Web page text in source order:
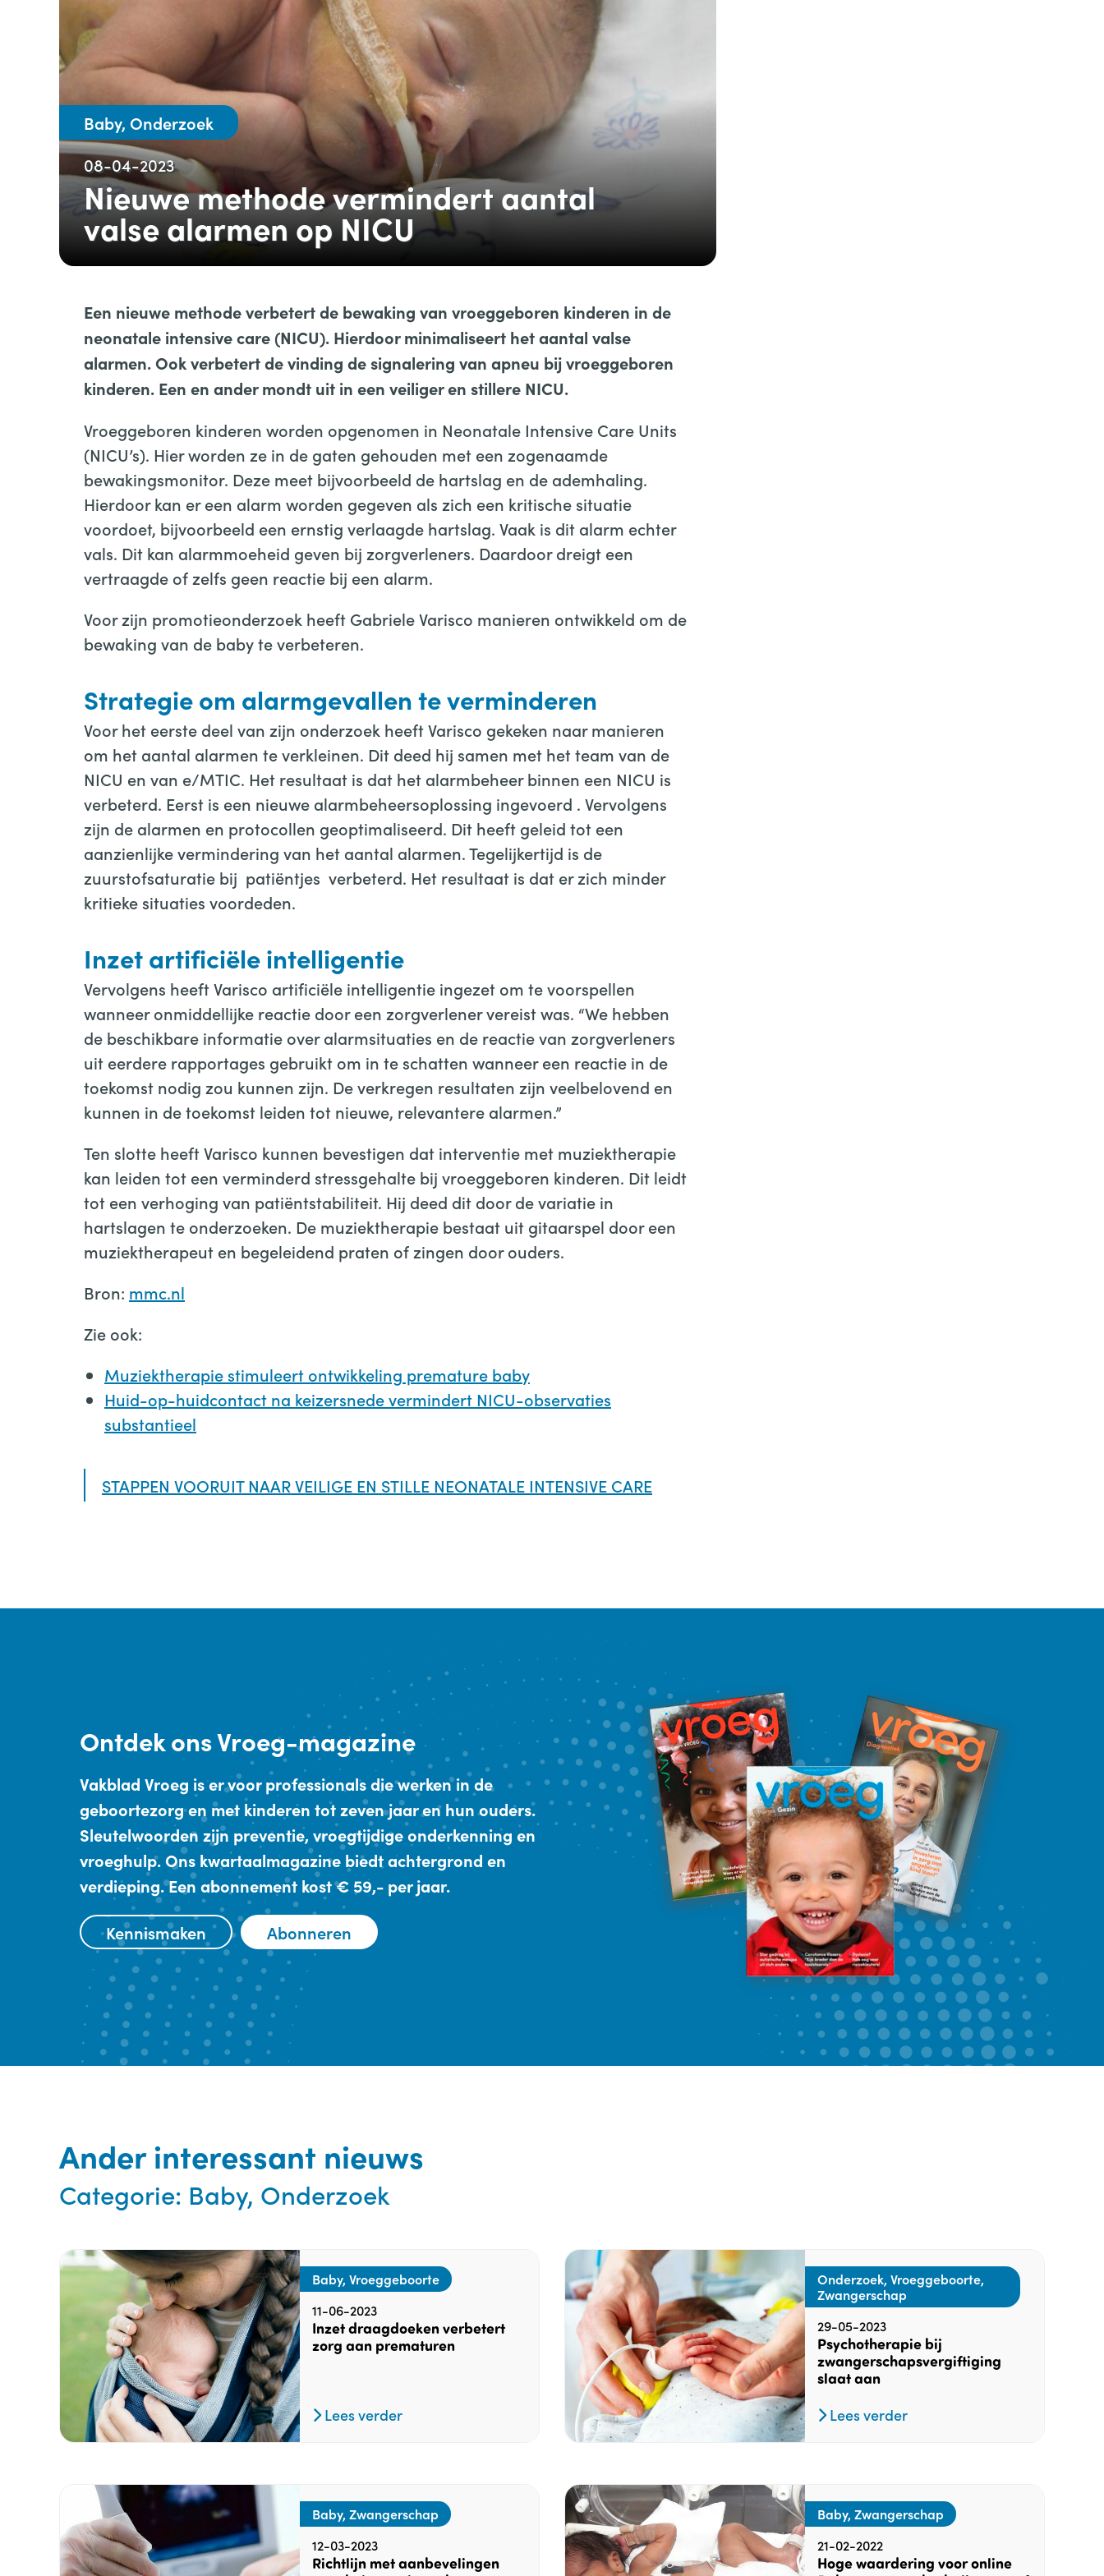
Baby, Onderzoek
08-04-2023
Nieuwe methode vermindert aantal
valse alarmen op NICU
Een nieuwe methode verbetert de bewaking van vroeggeboren kinderen in de
neonatale intensive care (NICU). Hierdoor minimaliseert het aantal valse
alarmen. Ook verbetert de vinding de signalering van apneu bij vroeggeboren
kinderen. Een en ander mondt uit in een veiliger en stillere NICU.
Vroeggeboren kinderen worden opgenomen in Neonatale Intensive Care Units
(NICU’s). Hier worden ze in de gaten gehouden met een zogenaamde
bewakingsmonitor. Deze meet bijvoorbeeld de hartslag en de ademhaling.
Hierdoor kan er een alarm worden gegeven als zich een kritische situatie
voordoet, bijvoorbeeld een ernstig verlaagde hartslag. Vaak is dit alarm echter
vals. Dit kan alarmmoeheid geven bij zorgverleners. Daardoor dreigt een
vertraagde of zelfs geen reactie bij een alarm.
Voor zijn promotieonderzoek heeft Gabriele Varisco manieren ontwikkeld om de
bewaking van de baby te verbeteren.
Strategie om alarmgevallen te verminderen
Voor het eerste deel van zijn onderzoek heeft Varisco gekeken naar manieren
om het aantal alarmen te verkleinen. Dit deed hij samen met het team van de
NICU en van e/MTIC. Het resultaat is dat het alarmbeheer binnen een NICU is
verbeterd. Eerst is een nieuwe alarmbeheersoplossing ingevoerd . Vervolgens
zijn de alarmen en protocollen geoptimaliseerd. Dit heeft geleid tot een
aanzienlijke vermindering van het aantal alarmen. Tegelijkertijd is de
zuurstofsaturatie bij patiëntjes verbeterd. Het resultaat is dat er zich minder
kritieke situaties voordeden.
Inzet artificiële intelligentie
Vervolgens heeft Varisco artificiële intelligentie ingezet om te voorspellen
wanneer onmiddellijke reactie door een zorgverlener vereist was. “We hebben
de beschikbare informatie over alarmsituaties en de reactie van zorgverleners
uit eerdere rapportages gebruikt om in te schatten wanneer een reactie in de
toekomst nodig zou kunnen zijn. De verkregen resultaten zijn veelbelovend en
kunnen in de toekomst leiden tot nieuwe, relevantere alarmen.”
Ten slotte heeft Varisco kunnen bevestigen dat interventie met muziektherapie
kan leiden tot een verminderd stressgehalte bij vroeggeboren kinderen. Dit leidt
tot een verhoging van patiëntstabiliteit. Hij deed dit door de variatie in
hartslagen te onderzoeken. De muziektherapie bestaat uit gitaarspel door een
muziektherapeut en begeleidend praten of zingen door ouders.
Bron: mmc.nl
Zie ook:
Muziektherapie stimuleert ontwikkeling premature baby
Huid-op-huidcontact na keizersnede vermindert NICU-observaties
substantieel
STAPPEN VOORUIT NAAR VEILIGE EN STILLE NEONATALE INTENSIVE CARE
Ontdekons Vroeg-magazine
Vakblad Vroeg is er voor professionals die werken in de
geboortezorg en met kinderen tot zeven jaar en hun ouders.
Sleutelwoorden zijn preventie, vroegtijdige onderkenning en
vroeghulp. Ons kwartaalmagazine biedt achtergrond en
verdieping. Een abonnement kost € 59,- per jaar.
Kennismaken Abonneren
Ander interessant nieuws
Categorie: Baby, Onderzoek
Baby, Vroeggeboorte
11-06-2023
Inzet draagdoeken verbetert
zorg aan prematuren
Lees verder
Onderzoek, Vroeggeboorte,
Zwangerschap
29-05-2023
Psychotherapie bij
zwangerschapsvergiftiging
slaat aan
Lees verder
Baby, Zwangerschap
12-03-2023
Richtlijn met aanbevelingen
Baby, Zwangerschap
21-02-2022
Hoge waardering voor online